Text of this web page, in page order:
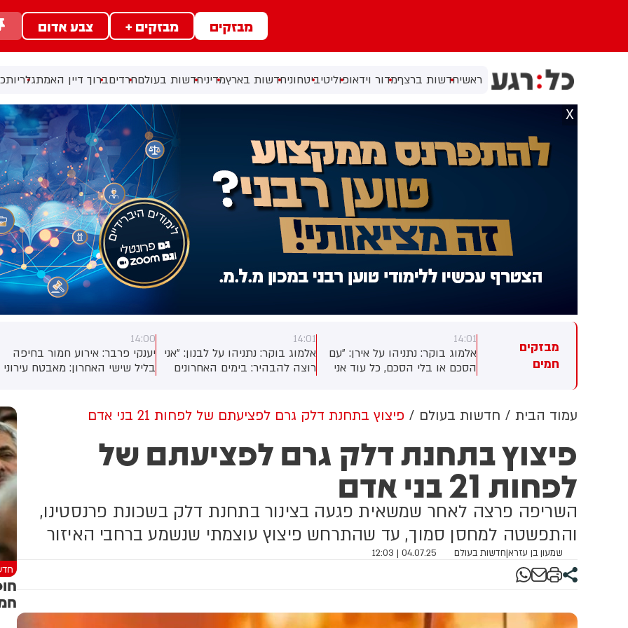
מבזקים מבזקים + צבע אדום
ראשיחדשות ברצףמדור וידאופוליטיביטחוניחדשות בארץמדיניחדשות בעולםחרדיםברוך דיין האמתגלריות
X
מבזקים
חמים
רביד: בית החולים רמב"ם על
של משפחות החיילים
"בבית החולים ניתן
ובוודאי לחיילי צה"ל,
ומתחקרים לעומק פניות
זה. לאחר בירור האירוע, אנו
טענות ליחס לא הולם
14:01
אלמוג בוקר: נתניהו על אירן: ״עם
הסכם או בלי הסכם, כל עוד אני
היקרה שלנו, המדינה של כולנו,
הקיום של ישראל, אינו עומד
14:01
אלמוג בוקר: נתניהו על לבנון: ״אני
רוצה להבהיר: בימים האחרונים
טאהר. אני לא יכול לפרט את זה.
אנחנו בתוך פעילות חשובה
מאוד. אנחנו עובדים בשום שכל
ובתבונה. גם בנחישות וגם
14:00
יענקי פרבר: אירוע חמור בחיפה
בליל שישי האחרון: מאבטח עירוני
מעשר משפחות וילדים קטנים,
המשפחות נותרו נצורות במקום
במשך כשעה, עד שהמשטרה
הוזעקה למקום וחילצה אותן
עמוד הבית חדשות בעולם פיצוץ בתחנת דלק גרם לפציעתם של לפחות 21 בני אדם
פיצוץ בתחנת דלק גרם לפציעתם של
לפחות 21 בני אדם
השריפה פרצה לאחר שמשאית פגעה בצינור בתחנת דלק בשכונת פרנסטינו,
והתפשטה למחסן סמוך, עד שהתרחש פיצוץ עוצמתי שנשמע ברחבי האיזור
שמעון בן עזרא|חדשות בעולם 04.07.25 | 12:03